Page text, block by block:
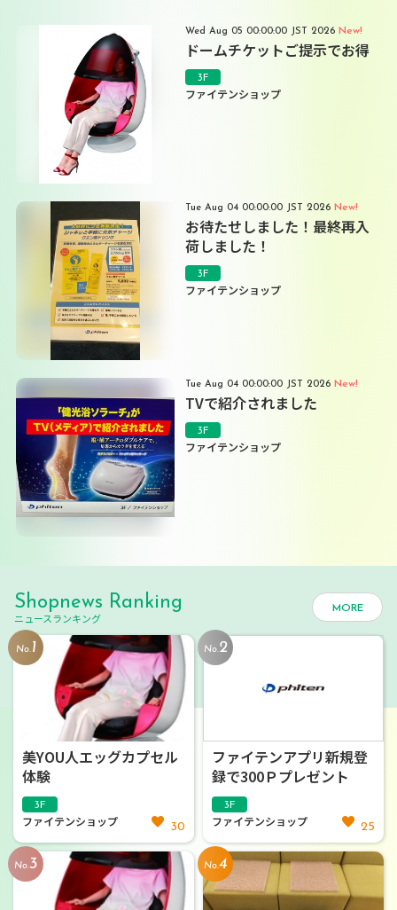
3F
ファイテンショップ
Wed Aug 05 00:00:00 JST 2026 New!
ドームチケットご提示でお得
3F
ファイテンショップ
Tue Aug 04 00:00:00 JST 2026 New!
お待たせしました！最終再入
荷しました！
3F
ファイテンショップ
Tue Aug 04 00:00:00 JST 2026 New!
TVで紹介されました
Shopnews Ranking
ニュースランキング
MORE
No.1
美YOU人エッグカプセル
体験
3F
ファイテンショップ 30
No.2
ファイテンアプリ新規登
録で300Ｐプレゼント
3F
ファイテンショップ 25
No.3 No.4